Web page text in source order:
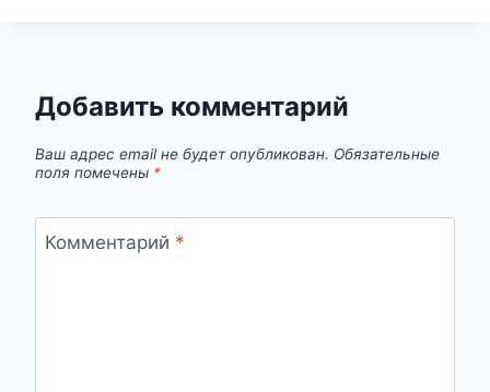
КРОШЕЧНЫЕ
Добавить комментарий
Ваш адрес email не будет опубликован. Обязательные
поля помечены *
Комментарий *